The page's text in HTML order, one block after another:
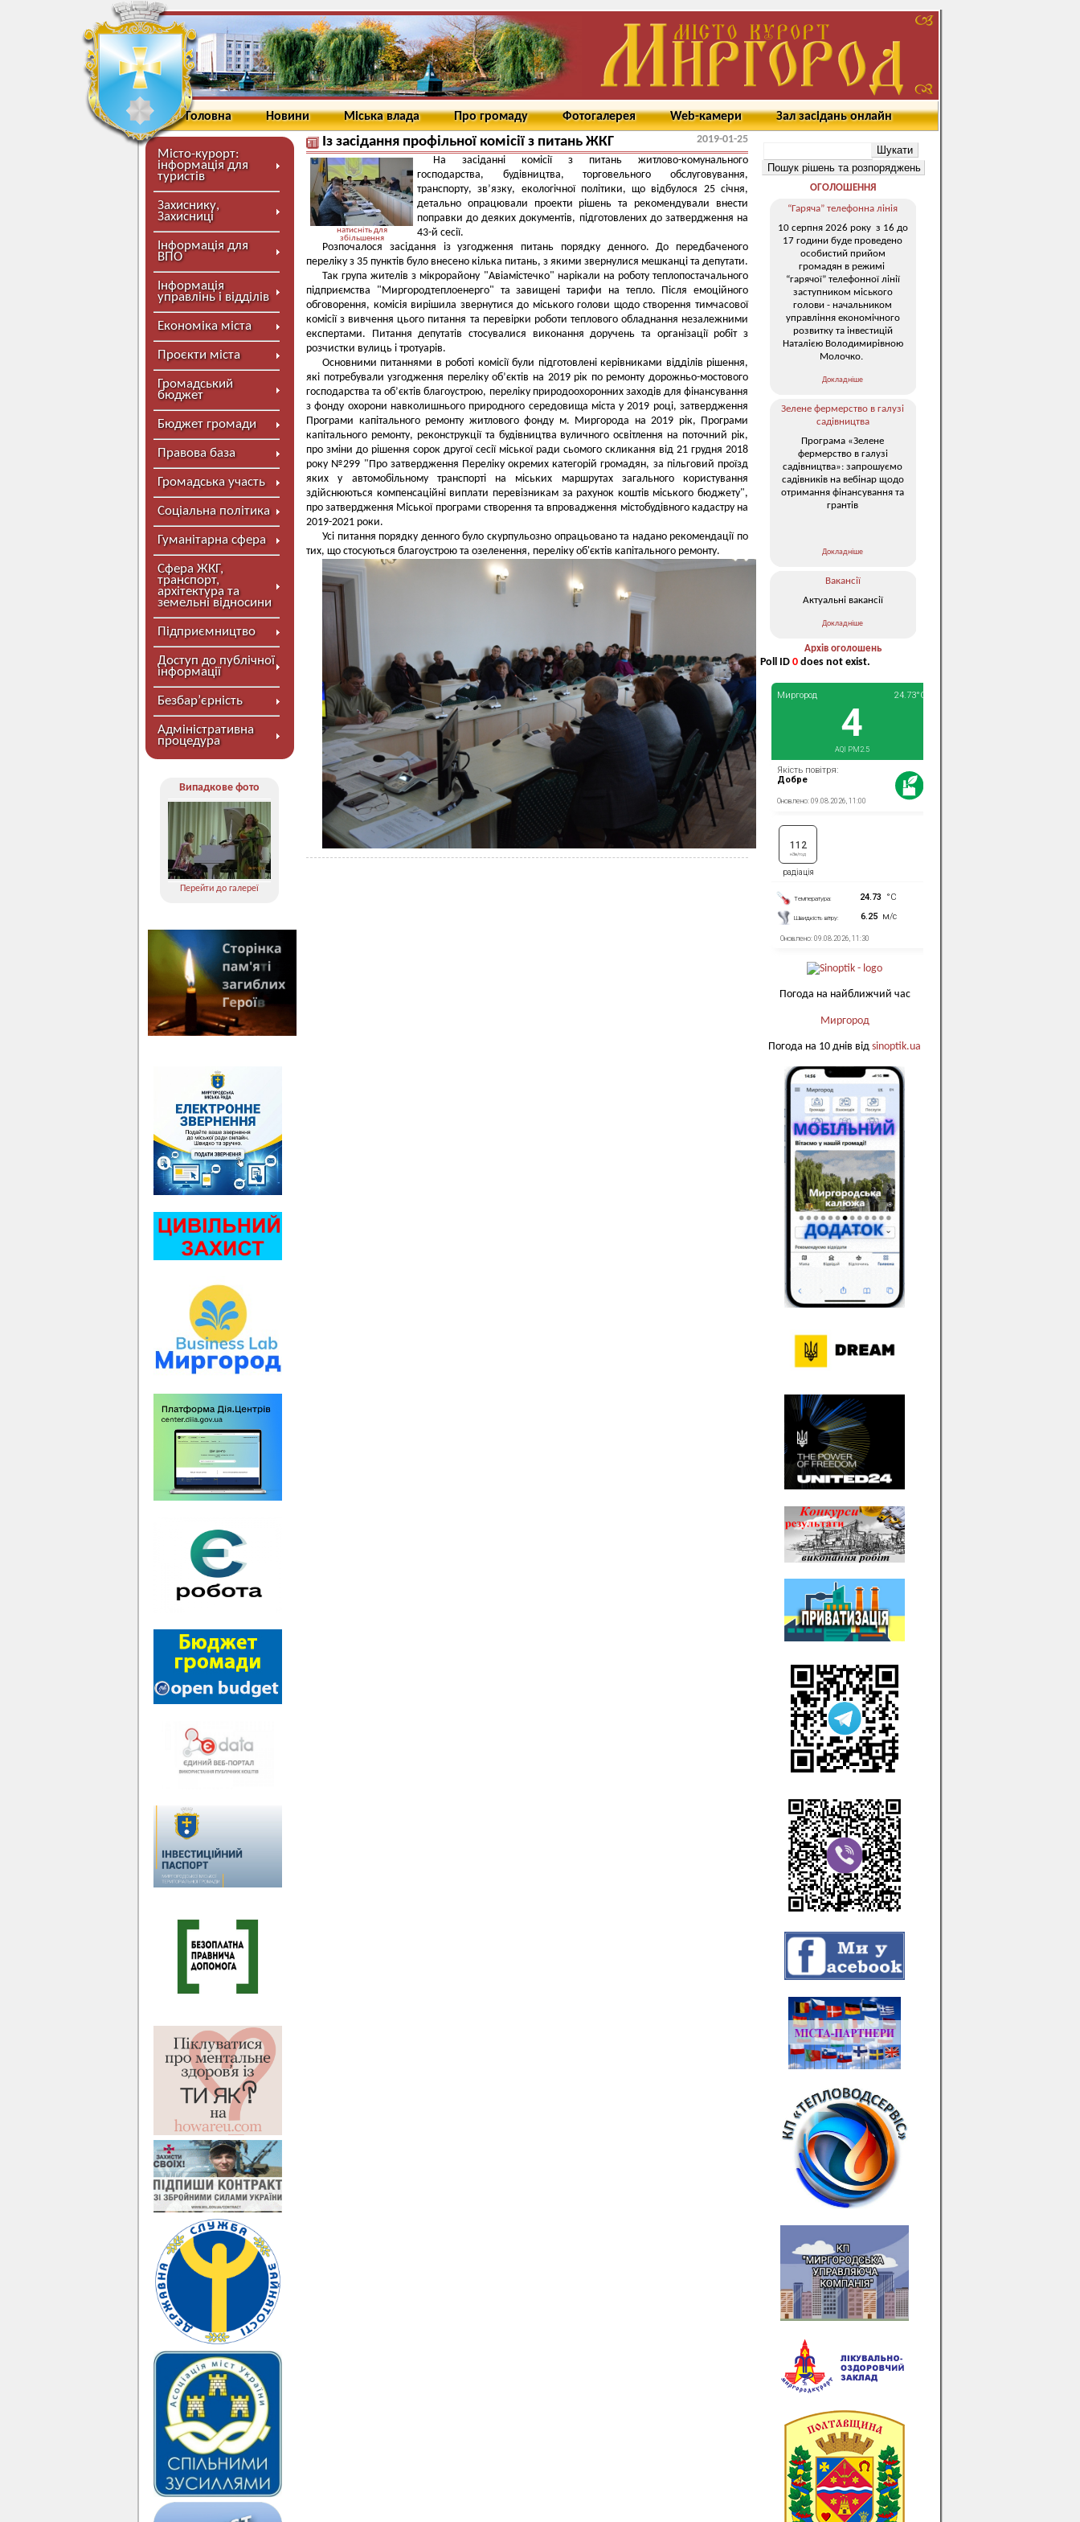
Головна Новини Міська влада Про громаду Фотогалерея Web-камери Зал засідань онлайн
Місто-курорт:
інформація для
туристів
Захиснику,
Захисниці
Інформація для
ВПО
Інформація
управлінь і відділів
Економіка міста
Проєкти міста
Громадський
бюджет
Бюджет громади
Правова база
Громадська участь
Соціальна політика
Гуманітарна сфера
Сфера ЖКГ,
транспорт,
архітектура та
земельні відносини
Підприємництво
Доступ до публічної
інформації
Безбар’єрність
Адміністративна
процедура
Випадкове фото
Перейти до галереї
Із засідання профільної комісії з питань ЖКГ 2019-01-25
натисніть для
збільшення
На засіданні комісії з питань житлово-комунального
господарства, будівництва, торговельного обслуговування,
транспорту, зв’язку, екологічної політики, що відбулося 25 січня,
детально опрацювали проекти рішень та рекомендували внести
поправки до деяких документів, підготовлених до затвердження на
43-й сесії.
Розпочалося засідання із узгодження питань порядку денного. До передбаченого
переліку з 35 пунктів було внесено кілька питань, з якими звернулися мешканці та депутати.
Так група жителів з мікрорайону "Авіамістечко" нарікали на роботу теплопостачального
підприємства "Миргородтеплоенерго" та завищені тарифи на тепло. Після емоційного
обговорення, комісія вирішила звернутися до міського голови щодо створення тимчасової
комісії з вивчення цього питання та перевірки роботи теплового обладнання незалежними
експертами. Питання депутатів стосувалися виконання доручень та організації робіт з
розчистки вулиць і тротуарів.
Основними питаннями в роботі комісії були підготовлені керівниками відділів рішення,
які потребували узгодження переліку об’єктів на 2019 рік по ремонту дорожньо-мостового
господарства та об’єктів благоустрою, переліку природоохоронних заходів для фінансування
з фонду охорони навколишнього природного середовища міста у 2019 році, затвердження
Програми капітального ремонту житлового фонду м. Миргорода на 2019 рік, Програми
капітального ремонту, реконструкції та будівництва вуличного освітлення на поточний рік,
про зміни до рішення сорок другої сесії міської ради сьомого скликання від 21 грудня 2018
року №299 "Про затвердження Переліку окремих категорій громадян, за пільговий проїзд
яких у автомобільному транспорті на міських маршрутах загального користування
здійснюються компенсаційні виплати перевізникам за рахунок коштів міського бюджету",
про затвердження Міської програми створення та впровадження містобудівного кадастру на
2019-2021 роки.
Усі питання порядку денного було скурпульозно опрацьовано та надано рекомендації по
тих, що стосуються благоустрою та озеленення, переліку об'єктів капітального ремонту.
ОГОЛОШЕННЯ
“Гаряча” телефонна лінія
10 серпня 2026 року з 16 до
17 години буде проведено
особистий прийом
громадян в режимі
“гарячої” телефонної лінії
заступником міського
голови - начальником
управління економічного
розвитку та інвестицій
Наталією Володимирівною
Молочко.
Докладніше
Зелене фермерство в галузі
садівництва
Програма «Зелене
фермерство в галузі
садівництва»: запрошуємо
садівників на вебінар щодо
отримання фінансування та
грантів
Докладніше
Вакансії
Актуальні вакансії
Докладніше
Архів оголошень
Poll ID 0 does not exist.
Погода на найближчий час
Миргород
Погода на 10 днів від sinoptik.ua